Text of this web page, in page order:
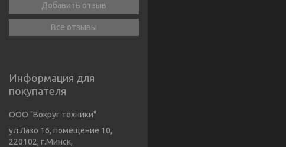
Добавить отзыв
Все отзывы
Информация для
покупателя
ООО "Вокруг техники"
ул.Лазо 16, помещение 10,
220102, г.Минск,